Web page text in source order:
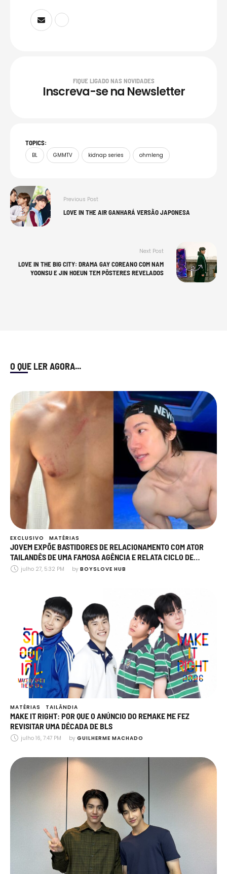
FIQUE LIGADO NAS NOVIDADES
Inscreva-se na Newsletter
TOPICS:
BL GMMTV kidnap series ohmleng
Previous Post
LOVE IN THE AIR GANHARÁ VERSÃO JAPONESA
Next Post
LOVE IN THE BIG CITY: DRAMA GAY COREANO COM NAM
YOONSU E JIN HOEUN TEM PÔSTERES REVELADOS
O QUE LER AGORA...
EXCLUSIVO MATÉRIAS
JOVEM EXPÕE BASTIDORES DE RELACIONAMENTO COM ATOR
TAILANDÊS DE UMA FAMOSA AGÊNCIA E RELATA CICLO DE
AGRESSÃO, MANIPULAÇÃO E TRAIÇÕES
julho 27, 5:32 PM by BOYSLOVE HUB
MATÉRIAS TAILÂNDIA
MAKE IT RIGHT: POR QUE O ANÚNCIO DO REMAKE ME FEZ
REVISITAR UMA DÉCADA DE BLS
julho 16, 7:47 PM by GUILHERME MACHADO